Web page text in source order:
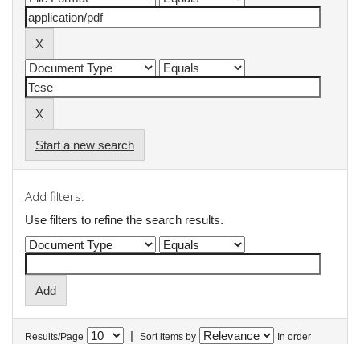
Start a new search
Add filters:
Use filters to refine the search results.
Results/Page | Sort items by In order